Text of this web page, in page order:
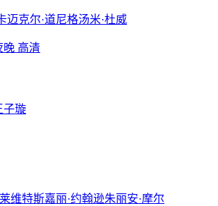
迈克尔·道尼格汤米·杜威
高清
子璇
维特斯嘉丽·约翰逊朱丽安·摩尔